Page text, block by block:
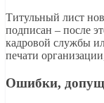
Титульный лист
подписан – после
кадровой службы
печати
Ошибки,